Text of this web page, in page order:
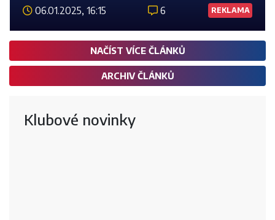
06.01.2025, 16:15 6 REKLAMA
NAČÍST VÍCE ČLÁNKŮ
ARCHIV ČLÁNKŮ
Klubové novinky